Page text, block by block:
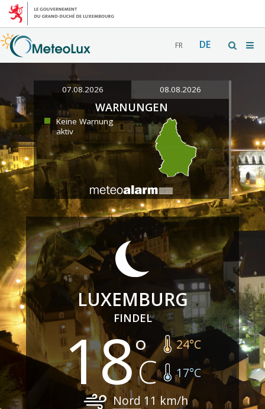
FR DE
07.08.2026 08.08.2026
WARNUNGEN
Keine Warnung
aktiv
LUXEMBURG
FINDEL
18 24°C
17°C
Nord 11km/h